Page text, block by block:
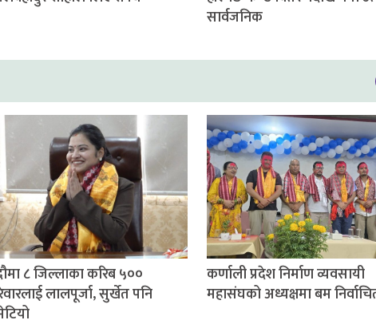
सार्वजनिक
८ जिल्लाका करिब ५००
लालपूर्जा, सुर्खेत पनि
कर्णाली प्रदेश निर्माण व्यवसायी
महासंघको अध्यक्षमा बम